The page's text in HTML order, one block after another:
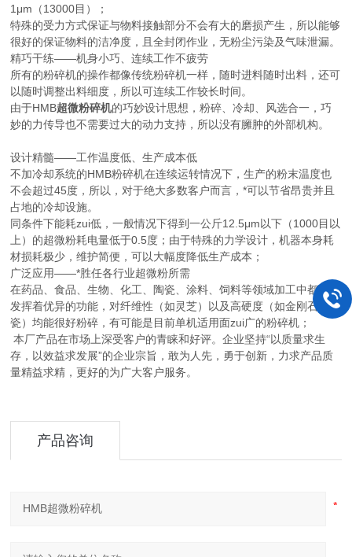
1μm（13000目）；
特殊的受力方式保证与物料接触部分不会有大的磨损产生，所以能够
很好的保证物料的洁净度，且全封闭作业，无粉尘污染及气味泄漏。
精巧干练——机身小巧、连续工作不疲劳
所有的粉碎机的操作都像传统粉碎机一样，随时进料随时出料，还可
以随时调整出料细度，所以可连续工作较长时间。
由于HMB超微粉碎机的巧妙设计思想，粉碎、冷却、风选合一，巧
妙的力传导也不需要过大的动力支持，所以没有臃肿的外部机构。
设计精髓——工作温度低、生产成本低
不加冷却系统的HMB粉碎机在连续运转情况下，生产的粉末温度也
不会超过45度，所以，对于绝大多数客户而言，*可以节省昂贵并且
占地的冷却设施。
同条件下能耗zui低，一般情况下得到一公斤12.5μm以下（1000目以
上）的超微粉耗电量低于0.5度；由于特殊的力学设计，机器本身耗
材损耗极少，维护简便，可以大幅度降低生产成本；
广泛应用——*胜任各行业超微粉所需
在药品、食品、生物、化工、陶瓷、涂料、饲料等领域加工中都可以
发挥着优异的功能，对纤维性（如灵芝）以及高硬度（如金刚石、陶
瓷）均能很好粉碎，有可能是目前单机适用面zui广的粉碎机；
本厂产品在市场上深受客户的青睐和好评。企业坚持“以质量求生
存，以效益求发展”的企业宗旨，敢为人先，勇于创新，力求产品质
量精益求精，更好的为广大客户服务。
产品咨询